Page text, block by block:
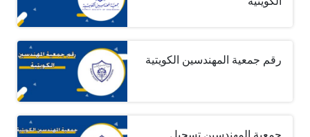
رقم جمعية المهندسين الكويتية